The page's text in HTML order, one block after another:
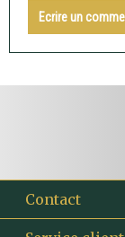
Ecrire un
Contact